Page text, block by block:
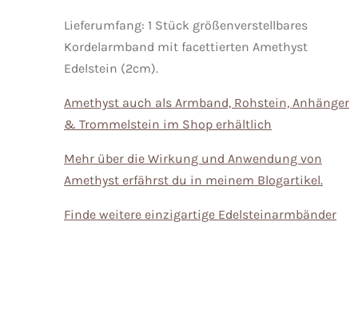
Lieferumfang: 1 Stück größenverstellbares
Kordelarmband mit facettierten Amethyst
Edelstein (2cm).
Amethyst auch als Armband, Rohstein, Anhänger
& Trommelstein im Shop erhältlich
Mehr über die Wirkung und Anwendung von
Amethyst erfährst du in meinem Blogartikel.
Finde weitere einzigartige Edelsteinarmbänder